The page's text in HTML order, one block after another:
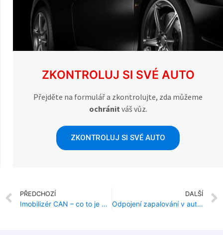
ZKONTROLUJ SI SVÉ AUTO
Přejděte na formulář a zkontrolujte, zda můžeme
ochránit váš vůz.
ZKONTROLUJ SI SVÉ AUTO
PŘEDCHOZÍ
Imobilizér CAN – co to je a jak funguje?
DALŠÍ
Odpojení zapalování v autě – nafta a benzín